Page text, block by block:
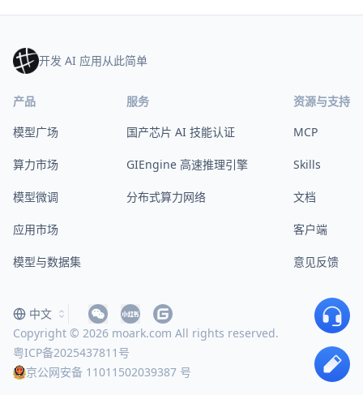
开发 AI 应用从此简单
产品
模型广场
算力市场
模型微调
应用市场
模型与数据集
服务
国产芯片 AI 技能认证
GIEngine 高速推理引擎
分布式算力网络
资源与支持
MCP
Skills
文档
客户端
意见反馈
Copyright © 2026 moark.com All rights reserved.
粤ICP备2025437811号
京公网安备 11011502039387 号
中文